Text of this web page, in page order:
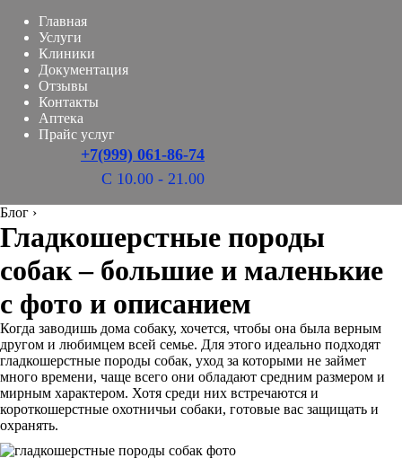
Главная
Услуги
Клиники
Документация
Отзывы
Контакты
Аптека
Прайс услуг
+7(999) 061-86-74
С 10.00 - 21.00
Блог ›
Гладкошерстные породы
собак – большие и маленькие
с фото и описанием
Когда заводишь дома собаку, хочется, чтобы она была верным
другом и любимцем всей семье. Для этого идеально подходят
гладкошерстные породы собак, уход за которыми не займет
много времени, чаще всего они обладают средним размером и
мирным характером. Хотя среди них встречаются и
короткошерстные охотничьи собаки, готовые вас защищать и
охранять.